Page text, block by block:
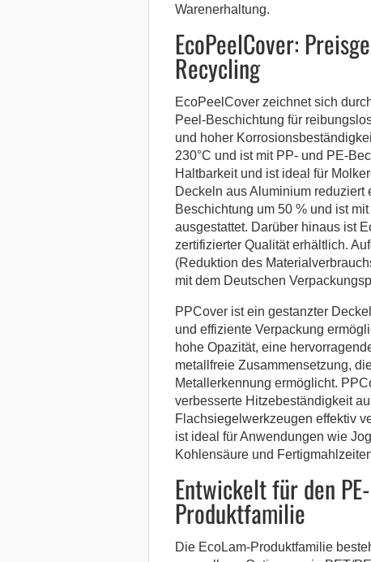
Warenerhaltung.
EcoPeelCover:
Recycling
EcoPeelCover zeichnet sich
Peel-Beschichtung für
und hoher
230°C und ist mit PP- und PE-
Haltbarkeit und ist ideal für
Deckeln aus Aluminium reduziert
Beschichtung um 50 % und ist
ausgestattet. Darüber hinaus ist
zertifizierter Qualität erhältlich.
(Reduktion des
mit dem Deutschen
PPCover ist ein gestanzter
und effiziente Verpackung
hohe Opazität, eine
metallfreie Zusammensetzung,
Metallerkennung ermöglicht.
verbesserte Hitzebeständigkeit
Flachsiegelwerkzeugen effektiv
ist ideal für Anwendungen wie
Kohlensäure und
Entwickelt für den
Produktfamilie
Die EcoLam-Produktfamilie